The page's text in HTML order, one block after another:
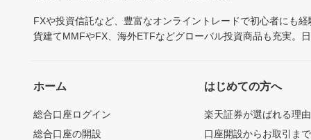
FXや投資信託など、豊富なオンライントレードで初心者にも
貨建てMMFやFX、海外ETFなどグローバル投資商品も充実。
ホーム
総合口座ログイン
総合口座の開設
はじめての方へ
楽天証券が選ばれる理由
口座開設からお取引ま